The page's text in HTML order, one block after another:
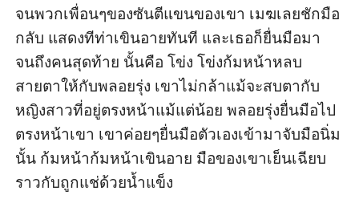
จนพวกเพื่อนๆของซันตีแขนของเขา เมฆเลยชักมือ
กลับ แสดงทีท่าเขินอายทันที และเธอก็ยื่นมือมา
จนถึงคนสุดท้าย นั้นคือ โข่ง โข่งก้มหน้าหลบ
สายตาให้กับพลอยรุ่ง เขาไม่กล้าแม้จะสบตากับ
หญิงสาวที่อยู่ตรงหน้าแม้แต่น้อย พลอยรุ่งยื่นมือไป
ตรงหน้าเขา เขาค่อยๆยื่นมือตัวเองเข้ามาจับมือนิ่ม
นั้น ก้มหน้าก้มหน้าเขินอาย มือของเขาเย็นเฉียบ
ราวกับถูกแช่ด้วยน้ำแข็ง